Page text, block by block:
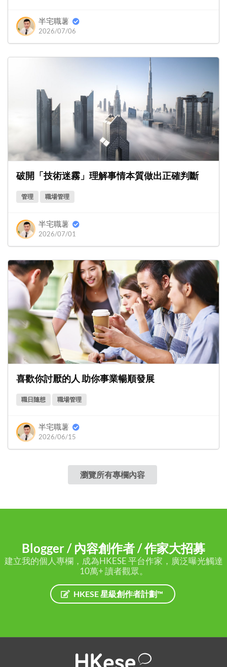
半宅職薯
2026/07/06
破開「技術迷霧」理解事情本質做出正確判斷
管理 職場管理
半宅職薯
2026/07/01
喜歡你討厭的人 助你事業暢順發展
職日隨想 職場管理
半宅職薯
2026/06/15
瀏覽所有專欄內容
Blogger / 內容創作者 / 作家大招募
建立我的個人專欄，成為HKESE 平台作家，廣泛曝光觸達
10萬+ 讀者觀眾。
HKESE 星級創作者計劃™